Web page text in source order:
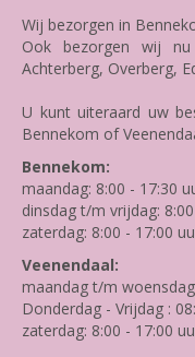
Wij bezorgen in
Ook bezorgen wij nu
Achterberg, Overberg,
U kunt uiteraard uw
Bennekom of
Bennekom:
maandag: 8:00 - 17:30
dinsdag t/m vrijdag:
zaterdag: 8:00 - 17:00
Veenendaal:
maandag t/m
Donderdag - Vrijdag :
zaterdag: 8:00 - 17:00